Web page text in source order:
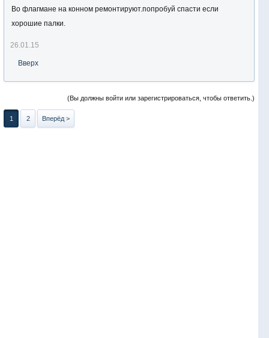
Во флагмане на конном ремонтируют.попробуй спасти если
хорошие палки.
26.01.15
Вверх
(Вы должны войти или зарегистрироваться, чтобы ответить.)
1 2 Вперёд >